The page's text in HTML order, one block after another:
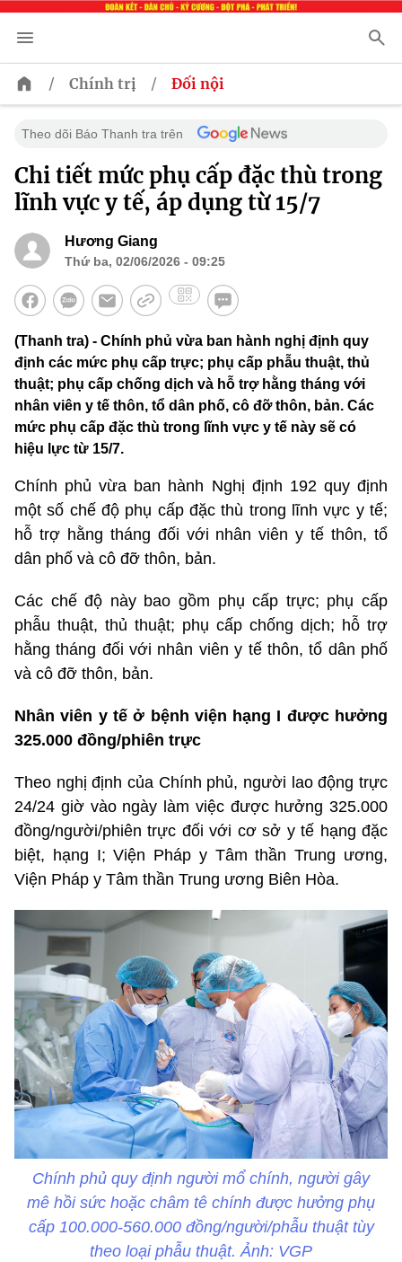
/ Chính trị / Đối nội
Theo dõi Báo Thanh tra trên
Chi tiết mức phụ cấp đặc thù trong
lĩnh vực y tế, áp dụng từ 15/7
Hương Giang
Thứ ba, 02/06/2026 - 09:25
(Thanh tra) - Chính phủ vừa ban hành nghị định quy
định các mức phụ cấp trực; phụ cấp phẫu thuật, thủ
thuật; phụ cấp chống dịch và hỗ trợ hằng tháng với
nhân viên y tế thôn, tổ dân phố, cô đỡ thôn, bản. Các
mức phụ cấp đặc thù trong lĩnh vực y tế này sẽ có
hiệu lực từ 15/7.
Chính phủ vừa ban hành Nghị định 192 quy định
một số chế độ phụ cấp đặc thù trong lĩnh vực y tế;
hỗ trợ hằng tháng đối với nhân viên y tế thôn, tổ
dân phố và cô đỡ thôn, bản.
Các chế độ này bao gồm phụ cấp trực; phụ cấp
phẫu thuật, thủ thuật; phụ cấp chống dịch; hỗ trợ
hằng tháng đối với nhân viên y tế thôn, tổ dân phố
và cô đỡ thôn, bản.
Nhân viên y tế ở bệnh viện hạng I được hưởng
325.000 đồng/phiên trực
Theo nghị định của Chính phủ, người lao động trực
24/24 giờ vào ngày làm việc được hưởng 325.000
đồng/người/phiên trực đối với cơ sở y tế hạng đặc
biệt, hạng I; Viện Pháp y Tâm thần Trung ương,
Viện Pháp y Tâm thần Trung ương Biên Hòa.
Chính phủ quy định người mổ chính, người gây
mê hồi sức hoặc châm tê chính được hưởng phụ
cấp 100.000-560.000 đồng/người/phẫu thuật tùy
theo loại phẫu thuật. Ảnh: VGP